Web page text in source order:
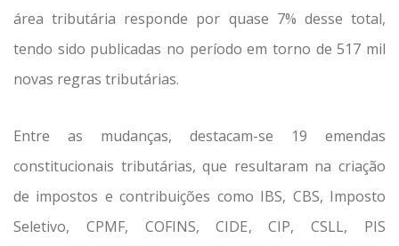
área tributária responde por quase 7% desse total,
tendo sido publicadas no período em torno de 517 mil
novas regras tributárias.
Entre as mudanças, destacam-se 19 emendas
constitucionais tributárias, que resultaram na criação
de impostos e contribuições como IBS, CBS, Imposto
Seletivo, CPMF, COFINS, CIDE, CIP, CSLL, PIS